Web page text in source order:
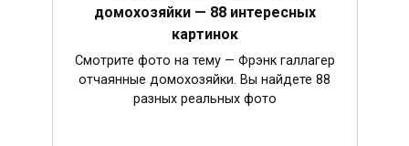
домохозяйки — 88 интересных
картинок
Смотрите фото на тему — Фрэнк галлагер
отчаянные домохозяйки. Вы найдете 88
разных реальных фото